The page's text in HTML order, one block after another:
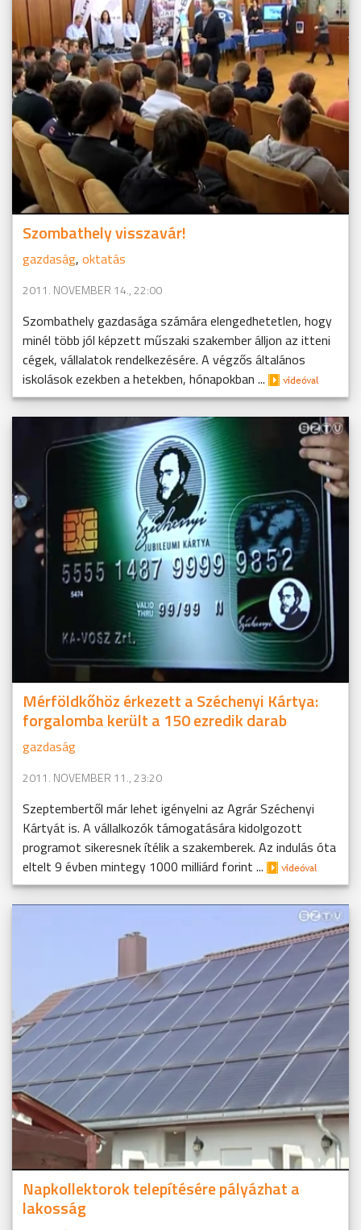
Szombathely visszavár!
gazdaság, oktatás
2011. NOVEMBER 14., 22:00
Szombathely gazdasága számára elengedhetetlen, hogy
minél több jól képzett műszaki szakember álljon az itteni
cégek, vállalatok rendelkezésére. A végzős általános
iskolások ezekben a hetekben, hónapokban ...
Mérföldkőhöz érkezett a Széchenyi Kártya:
forgalomba került a 150 ezredik darab
gazdaság
2011. NOVEMBER 11., 23:20
Szeptembertől már lehet igényelni az Agrár Széchenyi
Kártyát is. A vállalkozók támogatására kidolgozott
programot sikeresnek ítélik a szakemberek. Az indulás óta
eltelt 9 évben mintegy 1000 milliárd forint ...
Napkollektorok telepítésére pályázhat a
lakosság